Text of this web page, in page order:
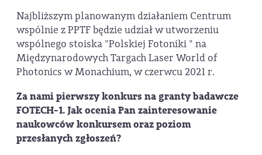
Najbliższym planowanym działaniem Centrum
wspólnie z PPTF będzie udział w utworzeniu
wspólnego stoiska "Polskiej Fotoniki " na
Międzynarodowych Targach Laser World of
Photonics w Monachium, w czerwcu 2021 r.
Za nami pierwszy konkurs na granty badawcze
FOTECH-1. Jak ocenia Pan zainteresowanie
naukowców konkursem oraz poziom
przesłanych zgłoszeń?